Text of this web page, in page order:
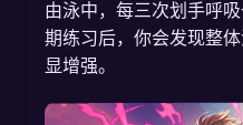
由泳中，每三次划手呼
期练习后，你会发现整
显增强。